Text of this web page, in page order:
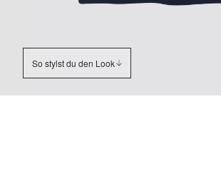
So stylst du den Look